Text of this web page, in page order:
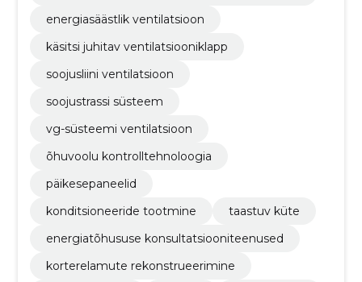
energiasäästlik ventilatsioon
käsitsi juhitav ventilatsiooniklapp
soojusliini ventilatsioon
soojustrassi süsteem
vg-süsteemi ventilatsioon
õhuvoolu kontrolltehnoloogia
päikesepaneelid
konditsioneeride tootmine
taastuv küte
energiatõhususe konsultatsiooniteenused
korterelamute rekonstrueerimine